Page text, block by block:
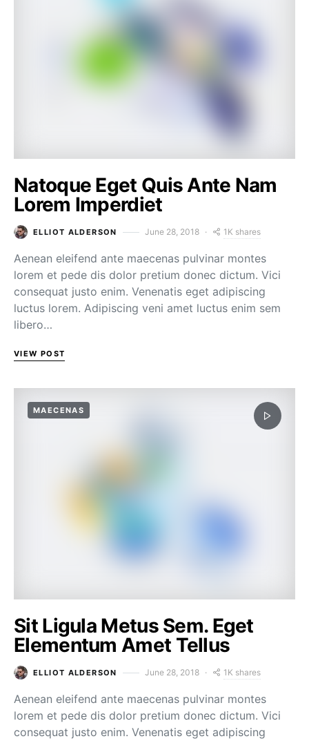
Natoque Eget Quis Ante Nam
Lorem Imperdiet
ELLIOT ALDERSON June 28, 2018 1K shares
Aenean eleifend ante maecenas pulvinar montes
lorem et pede dis dolor pretium donec dictum. Vici
consequat justo enim. Venenatis eget adipiscing
luctus lorem. Adipiscing veni amet luctus enim sem
libero…
VIEW POST
MAECENAS
Sit Ligula Metus Sem. Eget
Elementum Amet Tellus
ELLIOT ALDERSON June 28, 2018 1K shares
Aenean eleifend ante maecenas pulvinar montes
lorem et pede dis dolor pretium donec dictum. Vici
consequat justo enim. Venenatis eget adipiscing